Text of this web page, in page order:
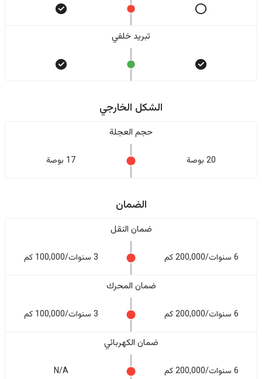
تبريد خلفي
الشكل الخارجي
حجم العجلة
20 بوصة 17 بوصة
الضمان
ضمان النقل
6 سنوات/200,000 كم 3 سنوات/100,000 كم
ضمان المحرك
6 سنوات/200,000 كم 3 سنوات/100,000 كم
ضمان الكهربائي
6 سنوات/200,000 كم N/A